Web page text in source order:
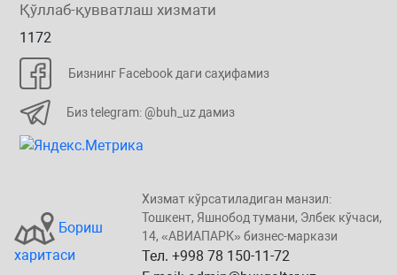
Қўллаб-қувватлаш хизмати
1172
Бизнинг Facebook даги саҳифамиз
Биз telegram: @buh_uz дамиз
Бориш
харитаси
Хизмат кўрсатиладиган манзил:
Тошкент, Яшнобод тумани, Элбeк кўчаси,
14, «ABИАПAPК» бизнеc-маркази
Тел. +998 78 150-11-72